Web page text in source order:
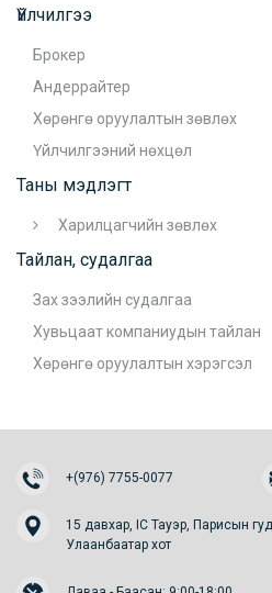
Үйлчилгээ
Брокер
Андеррайтер
Хөрөнгө оруулалтын зөвлөх
Үйлчилгээний нөхцөл
Таны мэдлэгт
Харилцагчийн зөвлөх
Тайлан, судалгаа
Зах зээлийн судалгаа
Хувьцаат компаниудын тайлан
Хөрөнгө оруулалтын хэрэгсэл
+(976) 7755-0077
15 давхар, IC Тауэр, Парисын
Улаанбаатар хот